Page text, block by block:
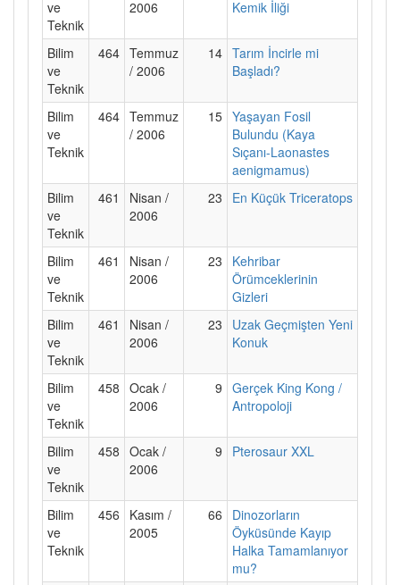
ve
Teknik
2006
Kemik İliği
Bilim
ve
Teknik
464 Temmuz
/ 2006
14 Tarım İncirle mi
Başladı?
Bilim
ve
Teknik
464 Temmuz
/ 2006
15 Yaşayan Fosil
Bulundu (Kaya
Sıçanı-Laonastes
aenigmamus)
Bilim
ve
Teknik
461
Nisan /
2006
23 En Küçük Triceratops
Bilim
ve
Teknik
461
Nisan /
2006
23
Kehribar
Örümceklerinin
Gizleri
Bilim
ve
Teknik
461
Nisan /
2006
23
Uzak Geçmişten Yeni
Konuk
Bilim
ve
Teknik
458 Ocak /
2006
9 Gerçek King Kong /
Antropoloji
Bilim
ve
Teknik
458 Ocak /
2006
9 Pterosaur XXL
Bilim
ve
Teknik
456
Kasım /
2005
66
Dinozorların
Öyküsünde Kayıp
Halka Tamamlanıyor
mu?